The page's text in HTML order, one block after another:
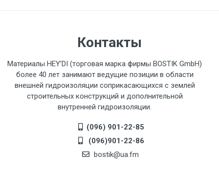
Контакты
Материалы HEY’DI (торговая марка фирмы BOSTIK GmbH)
более 40 лет занимают ведущие позиции в области
внешней гидроизоляции соприкасающихся с землей
строительных конструкций и дополнительной
внутренней гидроизоляции.
(096) 901-22-85
(096)901-22-86
bostik@ua.fm